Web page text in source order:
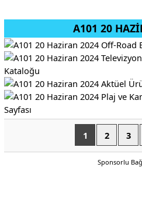
A101 20
1 2 3
Sponsorlu